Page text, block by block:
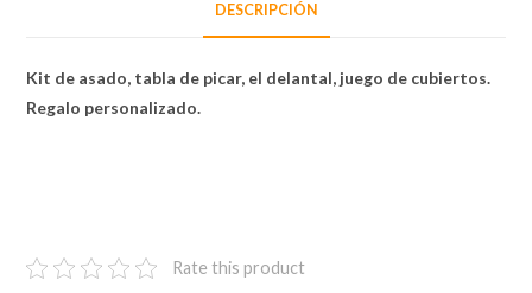
DESCRIPCIÓN
Kit de asado, tabla de picar, el delantal, juego de cubiertos.
Regalo personalizado.
Rate this product